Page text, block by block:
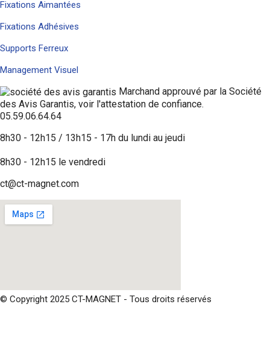
Fixations Aimantées
Fixations Adhésives
Supports Ferreux
Management Visuel
Marchand approuvé par la Société
des Avis Garantis, voir l'attestation de confiance.
05.59.06.64.64
8h30 - 12h15 / 13h15 - 17h du lundi au jeudi
8h30 - 12h15 le vendredi
ct@ct-magnet.com
© Copyright 2025 CT-MAGNET - Tous droits réservés